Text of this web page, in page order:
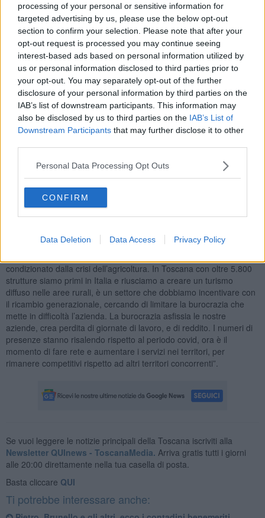
processing of your personal or sensitive information for
targeted advertising by us, please use the below opt-out
section to confirm your selection. Please note that after your
opt-out request is processed you may continue seeing
interest-based ads based on personal information utilized by
us or personal information disclosed to third parties prior to
your opt-out. You may separately opt-out of the further
disclosure of your personal information by third parties on the
IAB’s list of downstream participants. This information may
also be disclosed by us to third parties on the IAB’s List of
Downstream Participants that may further disclose it to other
Personal Data Processing Opt Outs
CONFIRM
Data Deletion Data Access Privacy Policy
E' quanto emerso durante l’incontro transfrontaliero organizzato
nell’ambito del progetto Inn-Pratica, coordinato da Cia Agricoltori
Italiani della Toscana che si è svolto oggi a Firenze.
La permanenza media negli agriturismi toscani è di 3,8 giorni, per
un totale di 5,1 milioni di presenze nel 2022. Forte la presenza di
turisti stranieri (61,9% degli arrivi e 70% delle presenze).
Le province toscane con il maggior numero di strutture sono Siena,
Grosseto e Firenze: degli oltre 5.800 agriturismi in Toscana, il
22,47% sono in provincia di Siena (con 1.320 agriturismi), segue
Grosseto con 1.285 (21.38%), Firenze con 894 (15.22%), Arezzo
720 (12.26%), Pisa 557, Livorno 415, Lucca 257, Pistoia 250,
Massa Carrara 123, Prato con 53 strutture.
Negli agriturismi, rispetto ad altre aziende agricole, si registrerebbe
anche una maggiore resilienza. "Quasi la metà delle imprese che
nel 2010 faceva agriturismo è ancora viva nel 2020", ha
evidenziato la ricercatrice di Irpet
“Gli agriturismi mantengono il territorio – ha detto il presidente Cia
Valentino Berni
-. È uno dei pochi settori che crea
reddito in agricoltura, ma la situazione è da tenere sotto controllo e
condizionato dalla crisi dell’agricoltura. In Toscana con oltre 5.800
strutture siamo primi in Italia e riusciamo a creare un turismo
diffuso nelle aree rurali, è un settore che dobbiamo incentivare con
il ricambio generazionale, cercando di limitare la burocrazia che
mette in difficoltà l’azienda. La burocrazia asfissia le nostre
aziende, crea perdita di giornate di lavoro, e di reddito. I numeri di
presenze stanno risalendo rispetto al periodo covid, ora è il
momento di fare rete e aumentare i servizi nei territori, per
rimanere competitivi rispetto ad altri territori concorrenti”.
Se vuoi leggere le notizie principali della Toscana iscriviti alla
Newsletter QUInews - ToscanaMedia. Arriva gratis tutti i giorni
alle 20:00 direttamente nella tua casella di posta.
Basta cliccare QUI
Ti potrebbe interessare anche: